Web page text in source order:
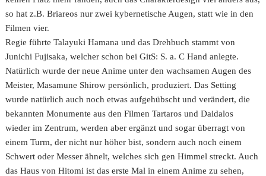
so hat z.B. Briareos nur zwei kybernetische Augen, statt wie in den
Filmen vier.
Regie führte Talayuki Hamana und das Drehbuch stammt von
Junichi Fujisaka, welcher schon bei GitS: S. a. C Hand anlegte.
Natürlich wurde der neue Anime unter den wachsamen Augen des
Meister, Masamune Shirow persönlich, produziert. Das Setting
wurde natürlich auch noch etwas aufgehübscht und verändert, die
bekannten Monumente aus den Filmen Tartaros und Daidalos
wieder im Zentrum, werden aber ergänzt und sogar überragt von
einem Turm, der nicht nur höher bist, sondern auch noch einem
Schwert oder Messer ähnelt, welches sich gen Himmel streckt. Auch
das Haus von Hitomi ist das erste Mal in einem Anime zu sehen,